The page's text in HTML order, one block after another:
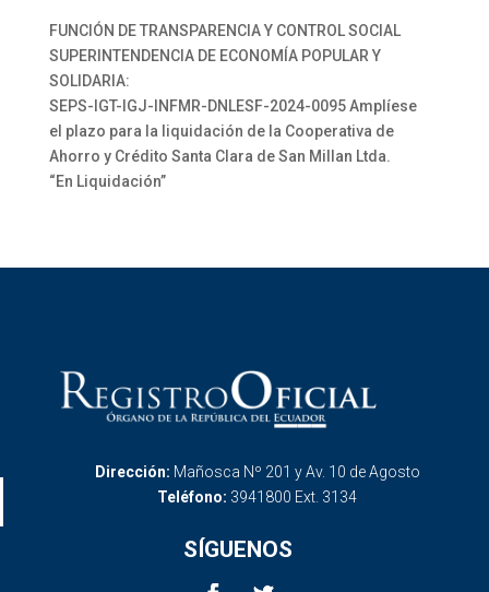
FUNCIÓN DE TRANSPARENCIA Y CONTROL SOCIAL
SUPERINTENDENCIA DE ECONOMÍA POPULAR Y
SOLIDARIA:
SEPS-IGT-IGJ-INFMR-DNLESF-2024-0095 Amplíese
el plazo para la liquidación de la Cooperativa de
Ahorro y Crédito Santa Clara de San Millan Ltda.
“En Liquidación”
Dirección: Mañosca Nº 201 y Av. 10 de Agosto
Teléfono: 3941800 Ext. 3134
SÍGUENOS